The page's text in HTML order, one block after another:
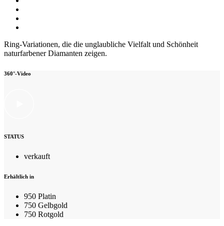
Ring-Variationen, die die unglaubliche Vielfalt und Schönheit
naturfarbener Diamanten zeigen.
360°-Video
STATUS
verkauft
Erhältlich in
950 Platin
750 Gelbgold
750 Rotgold